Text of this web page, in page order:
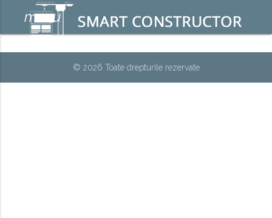
menu
© 2026 Toate drepturile rezervate